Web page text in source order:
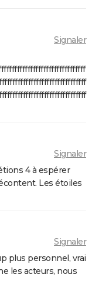
Signaler
Signaler
4 à espérer
Les étoiles
Signaler
plus personnel, vrai
les acteurs, nous